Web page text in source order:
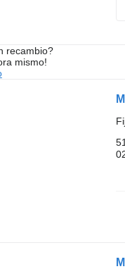
recambio?
mismo!